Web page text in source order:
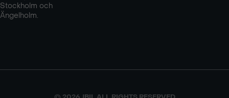
Stockholm och
Ängelholm.